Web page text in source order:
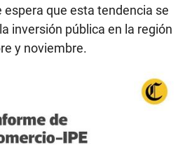
que esta tendencia se
inversión pública en la región
y noviembre.